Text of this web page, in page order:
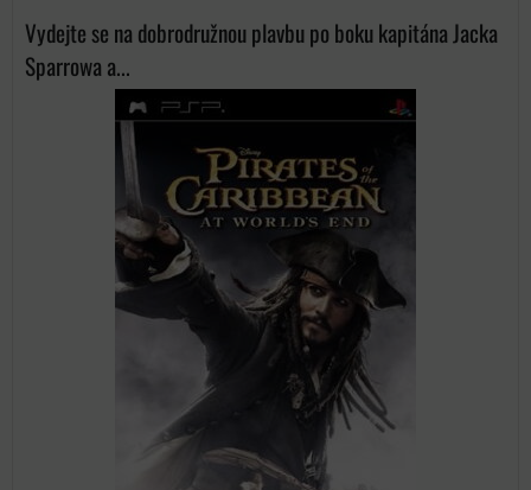
Vydejte se na dobrodružnou plavbu po boku kapitána Jacka
Sparrowa a...